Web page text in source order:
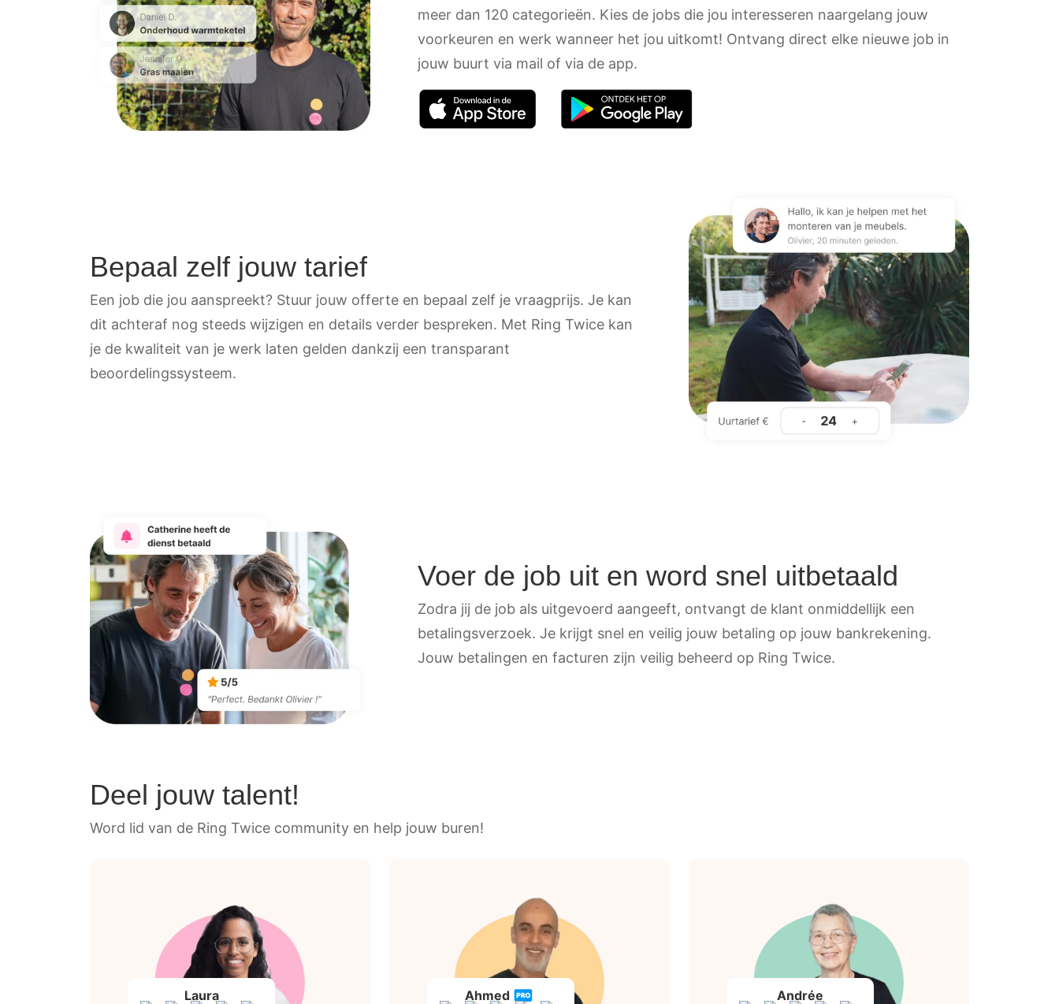
meer dan 120 categorieën. Kies de jobs die jou interesseren naargelang jouw
voorkeuren en werk wanneer het jou uitkomt! Ontvang direct elke nieuwe job in
jouw buurt via mail of via de app.
Bepaal zelf jouw tarief
Een job die jou aanspreekt? Stuur jouw offerte en bepaal zelf je vraagprijs. Je kan
dit achteraf nog steeds wijzigen en details verder bespreken. Met Ring Twice kan
je de kwaliteit van je werk laten gelden dankzij een transparant
beoordelingssysteem.
Voer de job uit en word snel uitbetaald
Zodra jij de job als uitgevoerd aangeeft, ontvangt de klant onmiddellijk een
betalingsverzoek. Je krijgt snel en veilig jouw betaling op jouw bankrekening.
Jouw betalingen en facturen zijn veilig beheerd op Ring Twice.
Deel jouw talent!
Word lid van de Ring Twice community en help jouw buren!
Laura Ahmed Andrée